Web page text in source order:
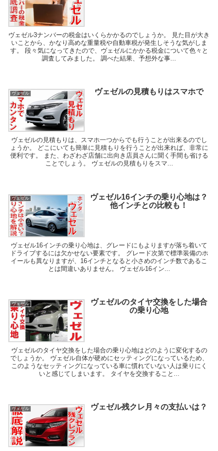
ヴェゼル3ナンバーの税金はいくらかかるのでしょうか。 見た目が大き
いことから、かなり高めな重量税や自動車税が発生しそうな気がしま
す。 段々気になってきたので、ヴェゼルにかかる税金について色々と
調査してみました。 調べた結果、予想外な事...
ヴェゼル ヴェゼルの見積もりはスマホで
ヴェゼルの見積もりは、スマホ一つからでも行うことが出来るのでし
ょうか。 どこにいても簡単に見積もりを行うことが出来れば、非常に
便利です。 また、わざわざ店舗に出向き店員さんに聞く手間も省ける
ことでしょう。 ヴェゼルの見積もりをスマ...
ヴェゼル
ヴェゼル16インチの乗り心地は？
他インチとの比較も！
ヴェゼル16インチの乗り心地は、グレードにもよりますが落ち着いて
ドライブするには欠かせない要素です。 グレード次第で標準装備のホ
イールも異なりますが、16インチとなると小さめのインチ数であるこ
とは間違いありません。 ヴェゼル16イン...
ヴェゼル
ヴェゼルのタイヤ交換をした場合
の乗り心地
ヴェゼルのタイヤ交換をした場合の乗り心地はどのように変化するの
でしょうか。 ヴェゼル自体が硬めにセッティングになっているため、
このようなセッティングになっている車に慣れていない人は乗りにく
いと感じてしまいます。 タイヤを交換すること...
ヴェゼル ヴェゼル残クレ月々の支払いは？